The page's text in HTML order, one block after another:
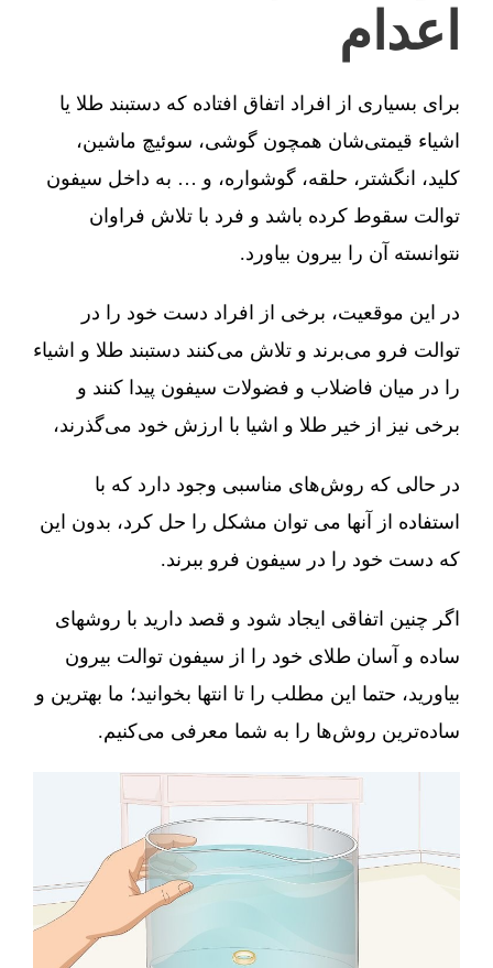
اعدام
برای بسیاری از افراد اتفاق افتاده که دستبند طلا یا
اشیاء قیمتی‌شان همچون گوشی، سوئیچ ماشین،
کلید، انگشتر، حلقه، گوشواره، و … به داخل سیفون
توالت سقوط کرده باشد و فرد با تلاش فراوان
نتوانسته آن را بیرون بیاورد.
در این موقعیت، برخی از افراد دست خود را در
توالت فرو می‌برند و تلاش می‌کنند دستبند طلا و اشیاء
را در میان فاضلاب و فضولات سیفون پیدا کنند و
برخی نیز از خیر طلا و اشیا با ارزش خود می‌گذرند،
در حالی که روش‌های مناسبی وجود دارد که با
استفاده از آنها می توان مشکل را حل کرد، بدون این
که دست خود را در سیفون فرو ببرند.
اگر چنین اتفاقی ایجاد شود و قصد دارید با روشهای
ساده و آسان طلای خود را از سیفون توالت بیرون
بیاورید، حتما این مطلب را تا انتها بخوانید؛ ما بهترین و
ساده‌ترین روش‌ها را به شما معرفی می‌کنیم.